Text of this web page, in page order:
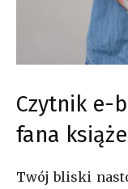
Czytnik e-
fana
Twój bliski